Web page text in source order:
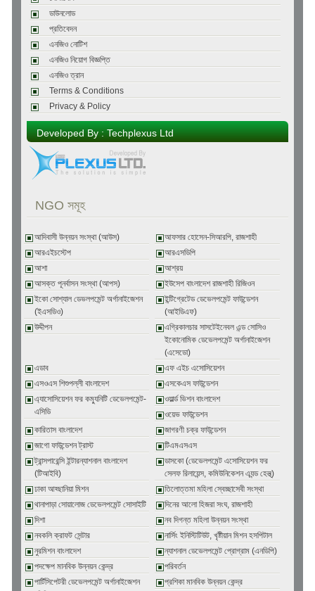
ডাউনলোড
প্রতিবেদন
এনজিও নোটিশ
এনজিও নিয়োগ বিজ্ঞপ্তি
এনজিও ত্রান
Terms & Conditions
Privacy & Policy
Developed By : Techplexus Ltd
NGO সমূহ
আদিবাসী উন্নয়ন সংস্থা (আউস)
আফসার হোসেন-সিআরপি, রাজশাহী
আরএইচস্টেপ
আরএসডিপি
আশা
আশ্রয়
আসক্ত পূনর্বাসন সংস্থা (আপস)
ইউসেপ বাংলাদেশ রাজশাহী রিজিওন
ইকো সোশ্যাল ডেভলপমেন্ট অর্গানাইজেশন
(ইএসডিও)
ইন্টিগ্রেটেড ডেভেলপমেন্ট ফাউন্ডেশন
(আইডিএফ)
উদ্দীপন
এগ্রিকালচার সাসটেইনেবল এন্ড সোসিও
ইকোনোমিক ডেভেলপমেন্ট অর্গানাইজেশন
(এসেডো)
এডাব
এফ এইচ এসোসিয়েশন
এসওএস শিশুপল্লী বাংলাদেশ
এসকেএস ফাউন্ডেশন
এ্যাসোসিয়েশন ফর কম্যুনিটি ডেভেলপমেন্ট-
এসিডি
ওয়ার্ল্ড ভিশন বাংলাদেশ
ওয়েভ ফাউন্ডেশন
কারিতাস বাংলাদেশ
জাগরণী চক্র ফাউন্ডেশন
জাগো ফাউন্ডেশন ট্রাস্ট
টিএমএসএস
ট্রান্সপারেন্সি ইন্টারন্যাশনাল বাংলাদেশ
(টিআইবি)
ডাসকো (ডেভেলপমেন্ট এসোসিয়েশন ফর
সেলফ রিলায়েন্স, কমিউনিকেশন এ্যন্ড হেল্থ্)
ঢাকা আহ্ছানিয়া মিশন
তিলোত্তমা মহিলা স্বেচ্ছাসেবী সংস্থা
থানাপাড়া সোয়ালোজ ডেভেলপমেন্ট সোসাইটি
দিনের আলো হিজরা সংঘ, রাজশাহী
দিশা
নব দিগন্ত মহিলা উন্নয়ন সংস্থা
নবকলি ক্রাফট সেন্টার
নার্সিং ইনিস্টিটিউট, খৃষ্টীয়ান মিশন হসপিটাল
নুরমিশন বাংলাদেশ
ন্যাশনাল ডেভেলপমেন্ট প্রোগ্রাম (এনডিপি)
পদক্ষেপ মানবিক উন্নয়ন কেন্দ্র
পরিবর্তন
পার্টিসিপেটরী ডেভেলপমেন্ট অর্গানাইজেশন
প্রশিকা মানবিক উন্নয়ন কেন্দ্র